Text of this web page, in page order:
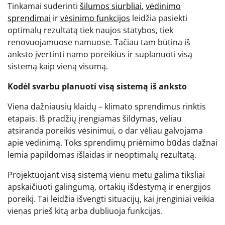
Tinkamai suderinti šilumos siurbliai, vėdinimo
sprendimai irvėsinimo funkcijos leidžia pasiekti
optimalų rezultatą tiek naujos statybos, tiek
renovuojamuose namuose. Tačiau tam būtina iš
anksto įvertinti namo poreikius ir suplanuoti visą
sistemą kaip vieną visumą.
Kodėl svarbu planuoti visą sistemą iš anksto
Viena dažniausių klaidų – klimato sprendimus rinktis
etapais. Iš pradžių įrengiamas šildymas, vėliau
atsiranda poreikis vėsinimui, o dar vėliau galvojama
apie vėdinimą. Toks sprendimų priėmimo būdas dažnai
lemia papildomas išlaidas ir neoptimalų rezultatą.
Projektuojant visą sistemą vienu metu galima tiksliai
apskaičiuoti galingumą, ortakių išdėstymą ir energijos
poreikį. Tai leidžia išvengti situacijų, kai įrenginiai veikia
vienas prieš kitą arba dubliuoja funkcijas.